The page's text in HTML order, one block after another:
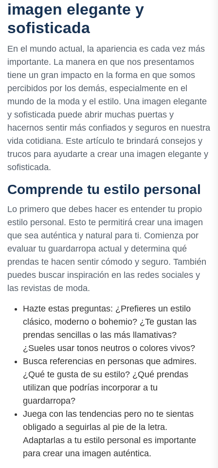
imagen elegante y
sofisticada
En el mundo actual, la apariencia es cada vez más
importante. La manera en que nos presentamos
tiene un gran impacto en la forma en que somos
percibidos por los demás, especialmente en el
mundo de la moda y el estilo. Una imagen elegante
y sofisticada puede abrir muchas puertas y
hacernos sentir más confiados y seguros en nuestra
vida cotidiana. Este artículo te brindará consejos y
trucos para ayudarte a crear una imagen elegante y
sofisticada.
Comprende tu estilo personal
Lo primero que debes hacer es entender tu propio
estilo personal. Esto te permitirá crear una imagen
que sea auténtica y natural para ti. Comienza por
evaluar tu guardarropa actual y determina qué
prendas te hacen sentir cómodo y seguro. También
puedes buscar inspiración en las redes sociales y
las revistas de moda.
Hazte estas preguntas: ¿Prefieres un estilo
clásico, moderno o bohemio? ¿Te gustan las
prendas sencillas o las más llamativas?
¿Sueles usar tonos neutros o colores vivos?
Busca referencias en personas que admires.
¿Qué te gusta de su estilo? ¿Qué prendas
utilizan que podrías incorporar a tu
guardarropa?
Juega con las tendencias pero no te sientas
obligado a seguirlas al pie de la letra.
Adaptarlas a tu estilo personal es importante
para crear una imagen auténtica.